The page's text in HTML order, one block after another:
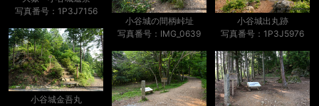
写真番号：1P3J7156
小谷城の間柄峠址
写真番号：IMG_0639
小谷城出丸跡
写真番号：1P3J5976
小谷城金吾丸